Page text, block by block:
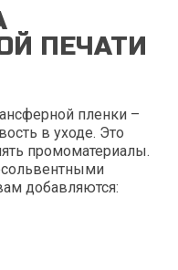
ПЕЧАТИ
пленки –
в уходе. Это
промоматериалы.
добавляются: